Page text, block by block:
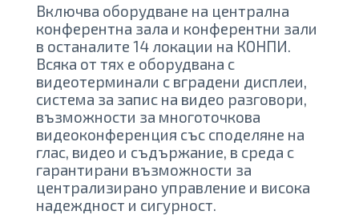
Включва оборудване на централна
конферентна зала и конферентни зали
в останалите 14 локации на КОНПИ.
Всяка от тях е оборудвана с
видеотерминали с вградени дисплеи,
система за запис на видео разговори,
възможности за многоточкова
видеоконференция със споделяне на
глас, видео и съдържание, в среда с
гарантирани възможности за
централизирано управление и висока
надеждност и сигурност.